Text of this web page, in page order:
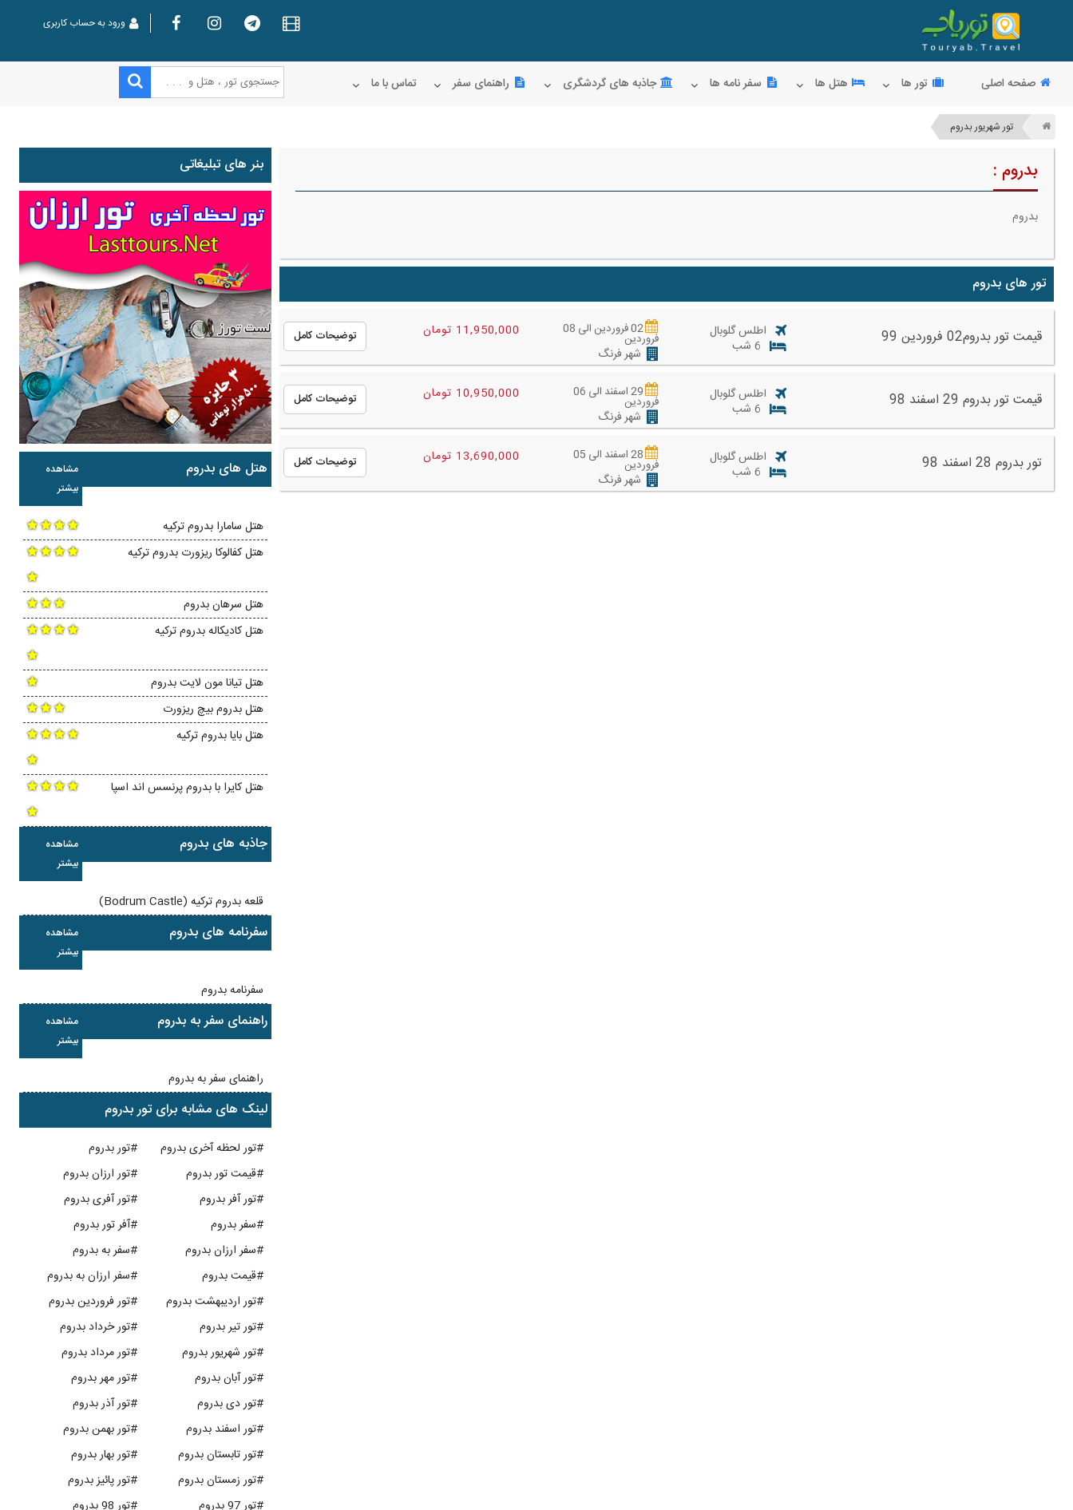
ورود به حساب کاربری
صفحه اصلی تور ها هتل ها سفر نامه ها جاذبه های گردشگری راهنمای سفر تماس با ما
تور شهریور بدروم
بدروم :
بدروم
تور های بدروم
قیمت تور بدروم02 فروردین 99 اطلس گلوبال 02 فروردین الی 08
فروردین
شهر فرنگ
11,950,000 تومان توضیحات کامل
قیمت تور بدروم 29 اسفند 98 اطلس گلوبال 29 اسفند الی 06
فروردین
شهر فرنگ
10,950,000 تومان توضیحات کامل
تور بدروم 28 اسفند 98 اطلس گلوبال 28 اسفند الی 05
فروردین
شهر فرنگ
13,690,000 تومان توضیحات کامل
بنر های تبلیغاتی
مشاهده
بیشتر
هتل های بدروم
هتل سامارا بدروم ترکیه
هتل کفالوکا ریزورت بدروم ترکیه
هتل سرهان بدروم
هتل کادیکاله بدروم ترکیه
هتل تیانا مون لایت بدروم
هتل بدروم بیچ ریزورت
هتل بایا بدروم ترکیه
هتل کایرا با بدروم پرنسس اند اسپا
مشاهده
بیشتر
جاذبه های بدروم
قلعه بدروم ترکیه (Bodrum Castle)
مشاهده
بیشتر
سفرنامه های بدروم
سفرنامه بدروم
مشاهده
بیشتر
راهنمای سفر به بدروم
راهنمای سفر به بدروم
لینک های مشابه برای تور بدروم
#تور بدروم
#تور لحظه آخری بدروم
#تور ارزان بدروم
#قیمت تور بدروم
#تور آفری بدروم
#تور آفر بدروم
#آفر تور بدروم
#سفر بدروم
#سفر به بدروم
#سفر ارزان بدروم
#سفر ارزان به بدروم
#قیمت بدروم
#تور فروردین بدروم
#تور اردیبهشت بدروم
#تور خرداد بدروم
#تور تیر بدروم
#تور مرداد بدروم
#تور شهریور بدروم
#تور مهر بدروم
#تور آبان بدروم
#تور آذر بدروم
#تور دی بدروم
#تور بهمن بدروم
#تور اسفند بدروم
#تور بهار بدروم
#تور تابستان بدروم
#تور پائیز بدروم
#تور زمستان بدروم
#تور 98 بدروم
#تور 97 بدروم